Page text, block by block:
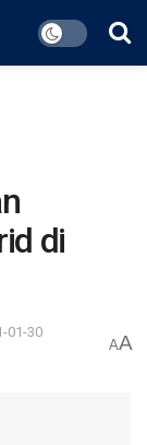
di
01-30
AA